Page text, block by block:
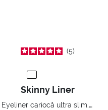
5
Skinny Liner
Eyeliner cariocă ultra slim. Linie ușor de trasat și super subțire.